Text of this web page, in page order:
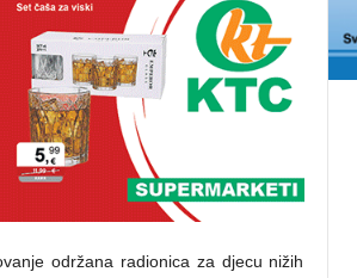
održana radionica za djecu nižih